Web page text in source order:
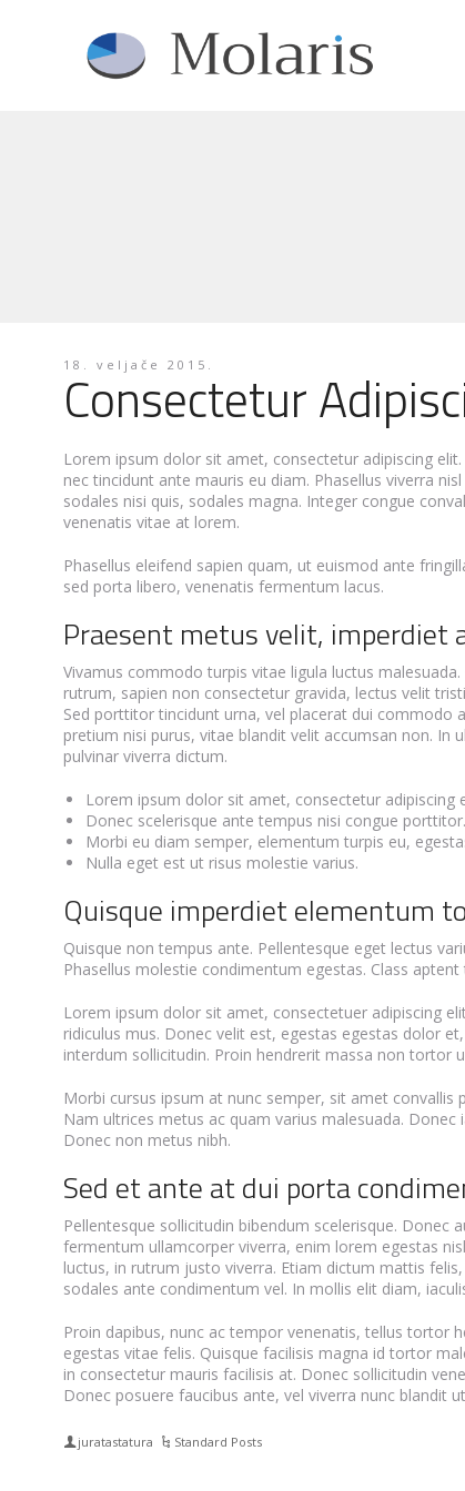
18. veljače 2015.
Consectetur
Lorem ipsum dolor sit amet, consectetur adipiscing
nec tincidunt ante mauris eu diam. Phasellus viverra
sodales nisi quis, sodales magna. Integer congue
venenatis vitae at lorem.
Phasellus eleifend sapien quam, ut euismod ante
sed porta libero, venenatis fermentum lacus.
Praesent metus velit, imperdiet
Vivamus commodo turpis vitae ligula luctus
rutrum, sapien non consectetur gravida, lectus velit
Sed porttitor tincidunt urna, vel placerat dui commodo
pretium nisi purus, vitae blandit velit accumsan non.
pulvinar viverra dictum.
Lorem ipsum dolor sit amet, consectetur adipiscing
Donec scelerisque ante tempus nisi congue porttitor.
Morbi eu diam semper, elementum turpis eu,
Nulla eget est ut risus molestie varius.
Quisque imperdiet elementum
Quisque non tempus ante. Pellentesque eget lectus
Phasellus molestie condimentum egestas. Class
Lorem ipsum dolor sit amet, consectetuer adipiscing
ridiculus mus. Donec velit est, egestas egestas dolor
interdum sollicitudin. Proin hendrerit massa non tortor
Morbi cursus ipsum at nunc semper, sit amet
Nam ultrices metus ac quam varius malesuada.
Donec non metus nibh.
Sed et ante at dui porta
Pellentesque sollicitudin bibendum scelerisque.
fermentum ullamcorper viverra, enim lorem egestas
luctus, in rutrum justo viverra. Etiam dictum mattis
sodales ante condimentum vel. In mollis elit diam,
Proin dapibus, nunc ac tempor venenatis, tellus tortor
egestas vitae felis. Quisque facilisis magna id tortor
in consectetur mauris facilisis at. Donec sollicitudin
Donec posuere faucibus ante, vel viverra nunc blandit
juratastatura Standard Posts